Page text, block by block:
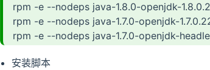
rpm -e --nodeps java-1.8.0-openjdk-
rpm -e --nodeps java-1.7.0-openjdk-
rpm -e --nodeps java-1.7.0-openjdk-
安装脚本